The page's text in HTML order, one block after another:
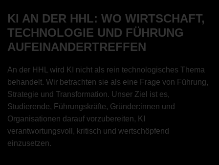
KI AN DER HHL: WO WIRTSCHAFT,
TECHNOLOGIE UND FÜHRUNG
AUFEINANDERTREFFEN
An der HHL wird KI nicht als rein technologisches Thema
behandelt. Wir betrachten sie als eine Frage von Führung,
Strategie und Transformation. Unser Ziel ist es,
Studierende, Führungskräfte, Gründer:innen und
Organisationen darauf vorzubereiten, KI
verantwortungsvoll, kritisch und wertschöpfend
einzusetzen.